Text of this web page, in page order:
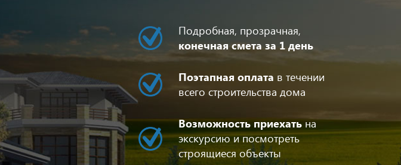
Подробная, прозрачная,
конечная смета за 1 день
Поэтапная оплата в течении
всего строительства дома
Возможность приехатьна
экскурсию и посмотреть
строящиеся объекты